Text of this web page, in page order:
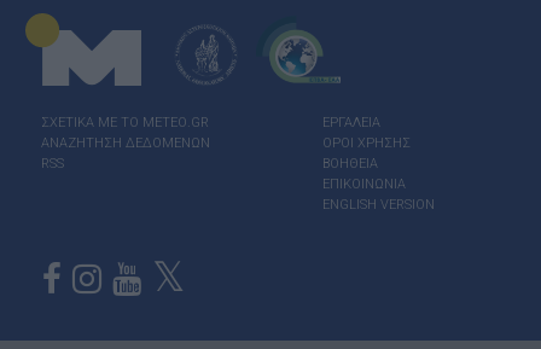
ΣΧΕΤΙΚΑ ΜΕ ΤΟ ΜΕΤΕΟ.GR
ΑΝΑΖΗΤΗΣΗ ΔΕΔΟΜΕΝΩΝ
RSS
ΕΡΓΑΛΕΙΑ
ΟΡΟΙ ΧΡΗΣΗΣ
ΒΟΗΘΕΙΑ
ΕΠΙΚΟΙΝΩΝΙΑ
ENGLISH VERSION